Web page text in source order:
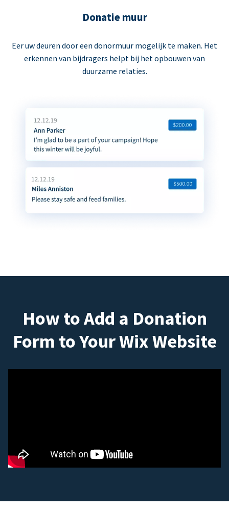
Donatie muur
Eer uw deuren door een donormuur mogelijk te maken. Het
erkennen van bijdragers helpt bij het opbouwen van
duurzame relaties.
How to Add a Donation
Form to Your Wix Website